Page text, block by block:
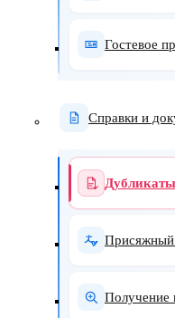
Гостевое
Справки и
Присяжный
Получение